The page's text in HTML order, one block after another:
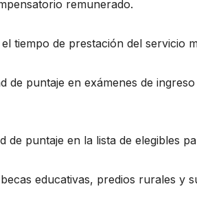
remunerado.
tiempo de prestación del servicio
de puntaje en exámenes de
de puntaje en la lista de elegibles
educativas, predios rurales y